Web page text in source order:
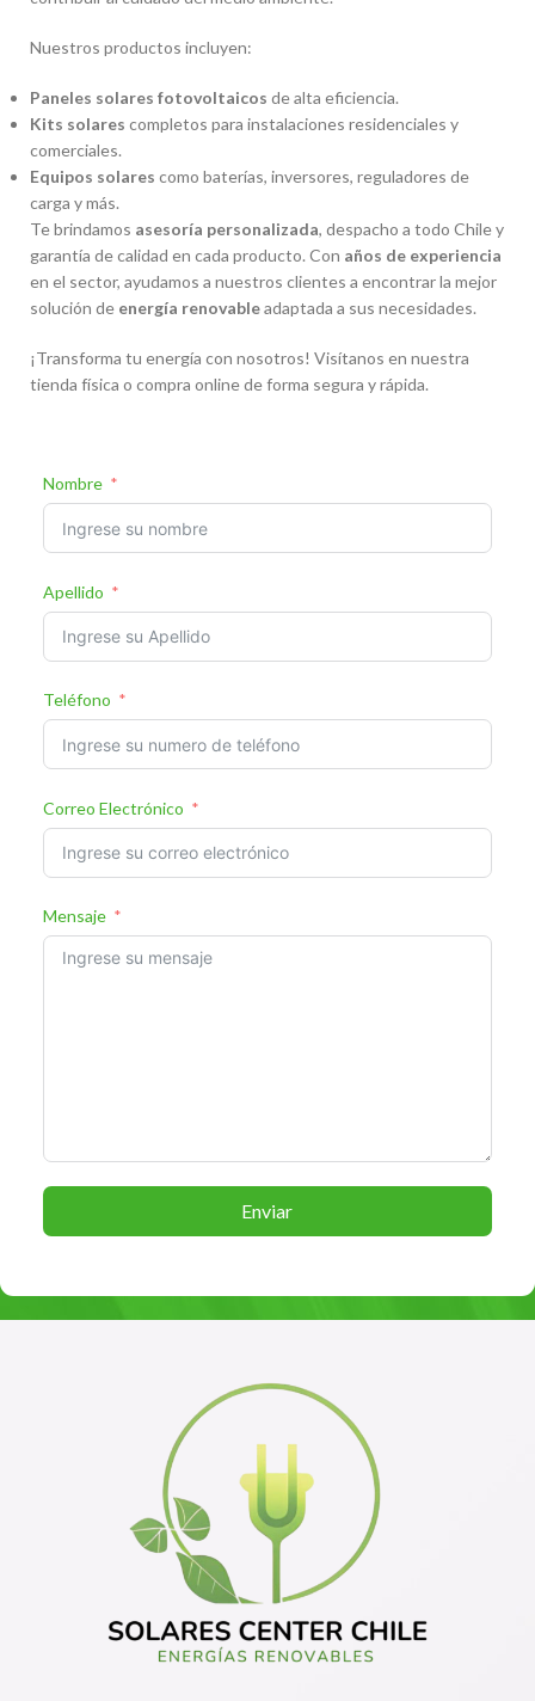
Nuestros productos incluyen:
Paneles solares fotovoltaicos de alta eficiencia.
Kits solares completos para instalaciones residenciales y
comerciales.
Equipos solares como baterías, inversores, reguladores de
carga y más.
Te brindamos asesoría personalizada, despacho a todo Chile y
garantía de calidad en cada producto. Con años de experiencia
en el sector, ayudamos a nuestros clientes a encontrar la mejor
solución de energía renovableadaptada a sus necesidades.
¡Transforma tu energía con nosotros! Visítanos en nuestra
tienda física o compra online de forma segura y rápida.
Nombre
Apellido
Teléfono
Correo Electrónico
Mensaje
Enviar